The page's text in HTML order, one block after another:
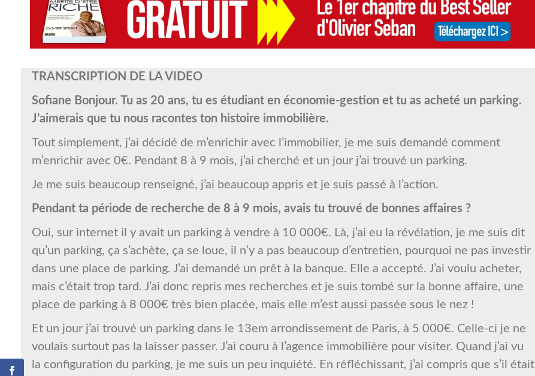
TRANSCRIPTION DE LA VIDEO
Sofiane Bonjour. Tu as 20 ans, tu es étudiant en économie-gestion et tu as acheté un parking.
J’aimerais que tu nous racontes ton histoire immobilière.
Tout simplement, j’ai décidé de m’enrichir avec l’immobilier, je me suis demandé comment
m’enrichir avec 0€. Pendant 8 à 9 mois, j’ai cherché et un jour j’ai trouvé un parking.
Je me suis beaucoup renseigné, j’ai beaucoup appris et je suis passé à l’action.
Pendant ta période de recherche de 8 à 9 mois, avais tu trouvé de bonnes affaires ?
Oui, sur internet il y avait un parking à vendre à 10 000€. Là, j’ai eu la révélation, je me suis dit
qu’un parking, ça s’achète, ça se loue, il n’y a pas beaucoup d’entretien, pourquoi ne pas investir
dans une place de parking. J’ai demandé un prêt à la banque. Elle a accepté. J’ai voulu acheter,
mais c’était trop tard. J’ai donc repris mes recherches et je suis tombé sur la bonne affaire, une
place de parking à 8 000€ très bien placée, mais elle m’est aussi passée sous le nez !
Et un jour j’ai trouvé un parking dans le 13em arrondissement de Paris, à 5 000€. Celle-ci je ne
voulais surtout pas la laisser passer. J’ai couru à l’agence immobilière pour visiter. Quand j’ai vu
la configuration du parking, je me suis un peu inquiété. En réfléchissant, j’ai compris que s’il était